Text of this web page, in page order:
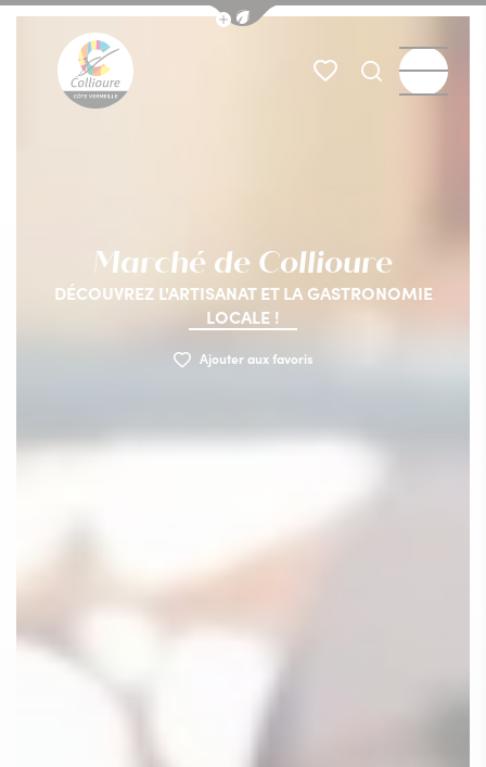
Afficher la barre de navigation du
Mes favoris
Je
Menu
Marché de Collioure
DÉCOUVREZ L'ARTISANAT ET LA GASTRONOMIE
LOCALE !
Ajouter aux favoris
Marché nocturne des créateurs